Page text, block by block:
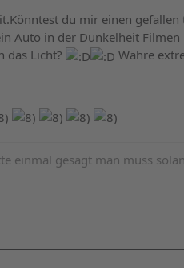
du mir einen gefallen
Auto in der Dunkelheit
das Licht?
Währe
einmal gesagt man muss